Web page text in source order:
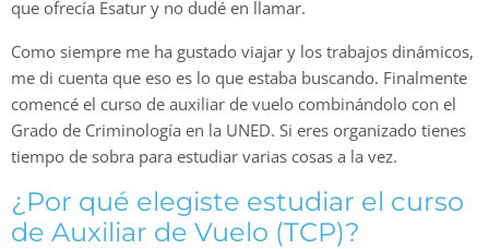
que ofrecía Esatur y no dudé en llamar.
Como siempre me ha gustado viajar y los trabajos dinámicos,
me di cuenta que eso es lo que estaba buscando. Finalmente
comencé el curso de auxiliar de vuelo combinándolo con el
Grado de Criminología en la UNED. Si eres organizado tienes
tiempo de sobra para estudiar varias cosas a la vez.
¿Por qué elegiste estudiar el curso
de Auxiliar de Vuelo (TCP)?